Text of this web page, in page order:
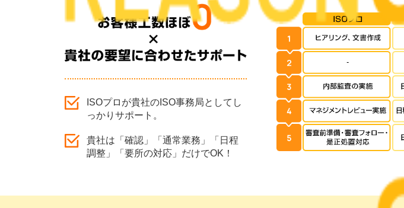
ISOプロが貴社のISO事務局としてし
っかりサポート。
貴社は「確認」「通常業務」「日程
調整」「要所の対応」だけでOK！